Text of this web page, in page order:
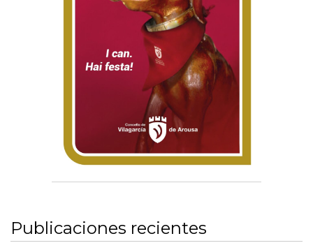
Publicaciones recientes